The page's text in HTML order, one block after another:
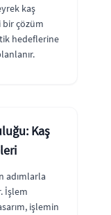
kaş
çözüm
hedeflerine
Kaş
adımlarla
İşlem
işlemin